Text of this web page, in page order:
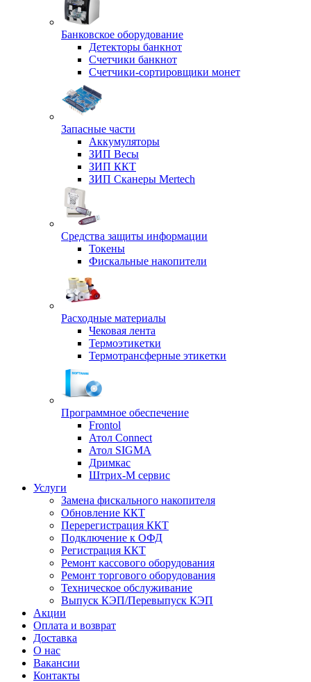
Банковское оборудование
Детекторы банкнот
Счетчики банкнот
Счетчики-сортировщики монет
Запасные части
Аккумуляторы
ЗИП Весы
ЗИП ККТ
ЗИП Сканеры Mertech
Средства защиты информации
Токены
Фискальные накопители
Расходные материалы
Чековая лента
Термоэтикетки
Термотрансферные этикетки
Программное обеспечение
Frontol
Атол Connect
Атол SIGMA
Дримкас
Штрих-М сервис
Услуги
Замена фискального накопителя
Обновление ККТ
Перерегистрация ККТ
Подключение к ОФД
Регистрация ККТ
Ремонт кассового оборудования
Ремонт торгового оборудования
Техническое обслуживание
Выпуск КЭП/Перевыпуск КЭП
Акции
Оплата и возврат
Доставка
О нас
Вакансии
Контакты